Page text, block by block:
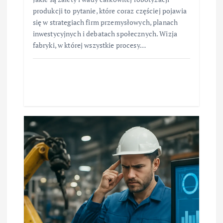
produkcji to pytanie, które coraz częściej pojawia
się w strategiach firm przemysłowych, planach
inwestycyjnych i debatach społecznych. Wizja
fabryki, w której wszystkie procesy…